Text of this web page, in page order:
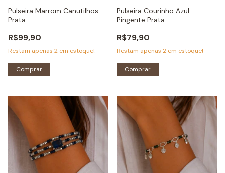
Pulseira Marrom Canutilhos
Prata
R$99,90
Restam apenas 2 em estoque!
Comprar
Pulseira Courinho Azul
Pingente Prata
R$79,90
Restam apenas 2 em estoque!
Comprar